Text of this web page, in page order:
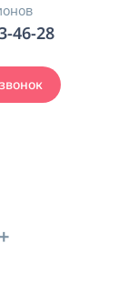
46-28